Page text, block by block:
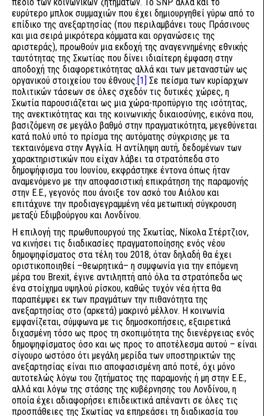
ευρύτερο μπλοκ συμμαχιών που έχει δημιουργηθεί γύρω από το
επίδικο της ανεξαρτησίας (που περιλαμβάνει τους Πράσινους
και μια σειρά μικρότερα κόμματα και οργανώσεις της
αριστεράς), προωθούν μια εκδοχή της αναγεννημένης εθνικής
ταυτότητας της Σκωτίας που δίνει ιδιαίτερη έμφαση στην
αποδοχή της διαφορετικότητας αλλά και των μεταναστών ως
οργανικού στοιχείου του έθνους.[1] Σε πείσμα των κυρίαρχων
πολιτικών τάσεων σε όλες σχεδόν τις δυτικές χώρες, η
Σκωτία παρουσιάζεται ως μια χώρα-προπύργιο της ισότητας,
της ανεκτικότητας και της κοινωνικής δικαιοσύνης, εικόνα που,
βασιζόμενη σε μεγάλο βαθμό στην πραγματικότητα, μεγεθύνεται
κατά πολύ υπό το πρίσμα της αυτόματης σύγκρισης με τα
τεκταινόμενα στην Αγγλία. Η αντίληψη αυτή, δεδομένων των
χαρακτηριστικών που είχαν λάβει τα στρατόπεδα στο
δημοψήφισμα του Ιουνίου, εκφράστηκε έντονα όπως ήταν
αναμενόμενο με την αποφασιστική επικράτηση της παραμονής
στην Ε.Ε., γεγονός που άνοιξε τον ασκό του Αιόλου και
επιτάχυνε την προδιαγεγραμμένη νέα μετωπική σύγκρουση
μεταξύ Εδιμβούργου και Λονδίνου.
Η επιλογή της πρωθυπουργού της Σκωτίας, Νίκολα Στέρτζιον,
να κινήσει τις διαδικασίες πραγματοποίησης ενός νέου
δημοψηφίσματος στα τέλη του 2018, όταν δηλαδή θα έχει
οριστικοποιηθεί –θεωρητικά– η συμφωνία για την επόμενη
μέρα του Brexit, έγινε αντιληπτή από όλα τα στρατόπεδα ως
ένα στοίχημα υψηλού ρίσκου, καθώς τυχόν νέα ήττα θα
παραπέμψει εκ των πραγμάτων την πιθανότητα της
ανεξαρτησίας στο (αρκετά) μακρινό μέλλον. Η κοινωνία
εμφανίζεται, σύμφωνα με τις δημοσκοπήσεις, εξαιρετικά
διχασμένη τόσο ως προς τη σκοπιμότητα της διενέργειας ενός
δημοψηφίσματος όσο και ως προς το αποτέλεσμα αυτού – είναι
σίγουρο ωστόσο ότι μεγάλη μερίδα των υποστηρικτών της
ανεξαρτησίας είναι πιο αποφασισμένη από ποτέ, όχι μόνο
αυτοτελώς λόγω του ζητήματος της παραμονής ή μη στην Ε.Ε.,
αλλά και λόγω της στάσης της κυβέρνησης του Λονδίνου, η
οποία έχει αδιαφορήσει επιδεικτικά απέναντι σε όλες τις
προσπάθειες της Σκωτίας να επηρεάσει τη διαδικασία του